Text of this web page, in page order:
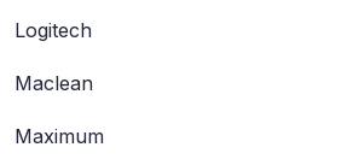
Logitech
Maclean
Maximum